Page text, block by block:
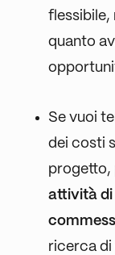
flessibile,
quanto
Se vuoi
dei costi
progetto,
attività di
ricerca di